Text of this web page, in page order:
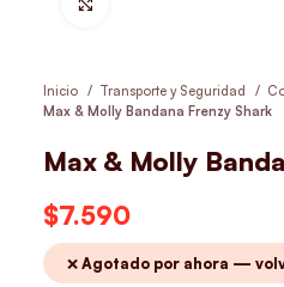
Inicio Transporte y Seguridad
Max & Molly Bandana Frenzy Shark
Max & Molly
$7.590
❌ Agotado por ahora —